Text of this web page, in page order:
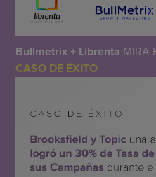
Bullmetrix + Librenta MIRA
CASO DE ÉXITO